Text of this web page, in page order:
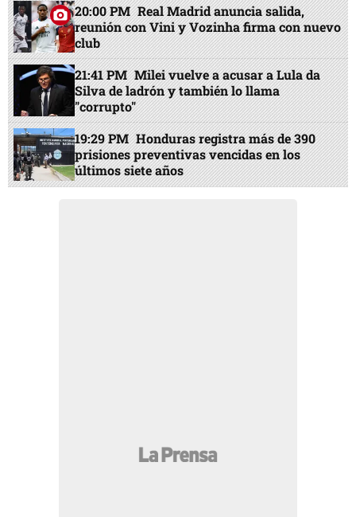
20:00 PM Real Madrid anuncia salida,
reunión con Vini y Vozinha firma con nuevo
club
21:41 PM Milei vuelve a acusar a Lula da
Silva de ladrón y también lo llama
"corrupto"
19:29 PM Honduras registra más de 390
prisiones preventivas vencidas en los
últimos siete años